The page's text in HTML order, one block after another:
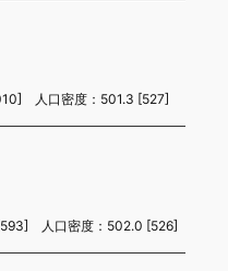
人口密度：501.3 [527]
人口密度：502.0 [526]